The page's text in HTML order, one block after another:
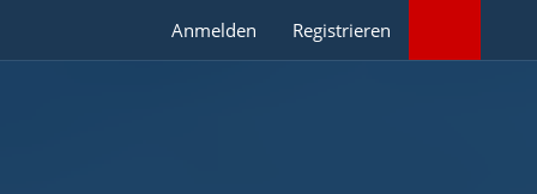
Anmelden Registrieren